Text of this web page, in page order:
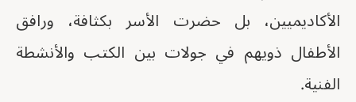
الأكاديميين، بل حضرت الأسر بكثافة، ورافق
الأطفال ذويهم في جولات بين الكتب والأنشطة
الفنية.